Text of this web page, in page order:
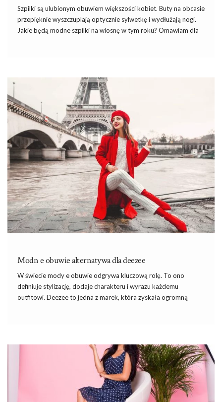
Szpilki są ulubionym obuwiem większości kobiet. Buty na obcasie
przepięknie wyszczuplają optycznie sylwetkę i wydłużają nogi.
Jakie będą modne szpilki na wiosnę w tym roku? Omawiam dla
Skoro wiemy, że chcemy kupić szpilki, warto zastanowić się nad
konkretnym odcieniem obuwia. Zawsze modne są fasony w
stonowanych odcieniach takich jak czerń, biel, brąz, szary czy
granat. Obuwie w takich kolorach z łatwością dopasujemy do
każdej stylizacji, nawet tych do pracy, gdzie trzeba przestrzegać
zasad dress code. Jak …
Modn e obuwie alternatywa dla deezee
W świecie mody e obuwie odgrywa kluczową rolę. To ono
definiuje stylizację, dodaje charakteru i wyrazu każdemu
outfitowi. Deezee to jedna z marek, która zyskała ogromną
dorównać lub przewyższyć ich ofertę? W tym artykule
przyjrzymy się nie tylko ofercie dezee, ale także innym opcjom,
które warto wziąć pod uwagę podczas zakupów.
Modn e obuwie